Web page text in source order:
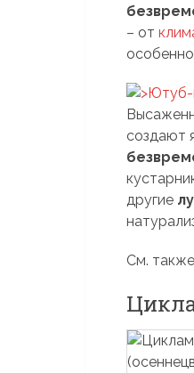
– от
создают
другие
См.